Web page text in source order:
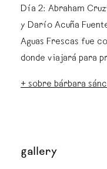
⁠Día 2: Abraham
y Darío Acuña
⁠Aguas Frescas fue
donde viajará para
+ sobre bárbara
gallery